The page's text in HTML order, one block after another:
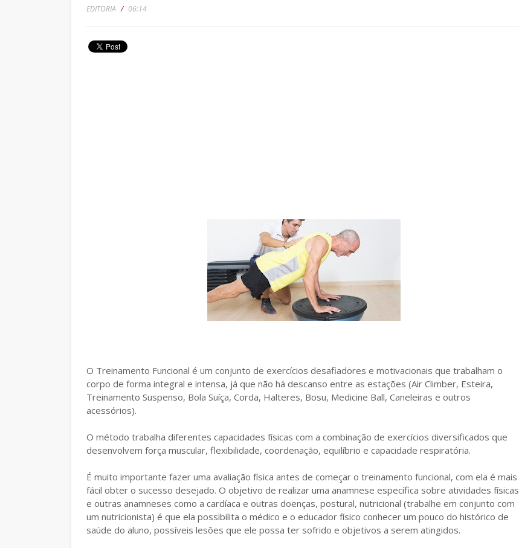
EDITORIA / 06:14
O Treinamento Funcional é um conjunto de exercícios desafiadores e motivacionais que trabalham o
corpo de forma integral e intensa, já que não há descanso entre as estações (Air Climber, Esteira,
Treinamento Suspenso, Bola Suíça, Corda, Halteres, Bosu, Medicine Ball, Caneleiras e outros
acessórios).
O método trabalha diferentes capacidades físicas com a combinação de exercícios diversificados que
desenvolvem força muscular, flexibilidade, coordenação, equilíbrio e capacidade respiratória.
É muito importante fazer uma avaliação física antes de começar o treinamento funcional, com ela é mais
fácil obter o sucesso desejado. O objetivo de realizar uma anamnese específica sobre atividades físicas
e outras anamneses como a cardíaca e outras doenças, postural, nutricional (trabalhe em conjunto com
um nutricionista) é que ela possibilita o médico e o educador físico conhecer um pouco do histórico de
saúde do aluno, possíveis lesões que ele possa ter sofrido e objetivos a serem atingidos.